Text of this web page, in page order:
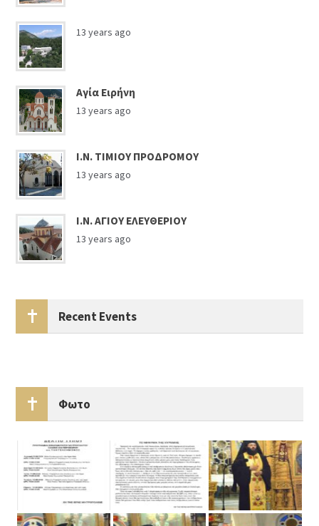
13 years ago
Αγία Ειρήνη
13 years ago
Ι.Ν. ΤΙΜΙΟΥ ΠΡΟΔΡΟΜΟΥ
13 years ago
Ι.Ν. ΑΓΙΟΥ ΕΛΕΥΘΕΡΙΟΥ
13 years ago
Recent Events
Φωτο